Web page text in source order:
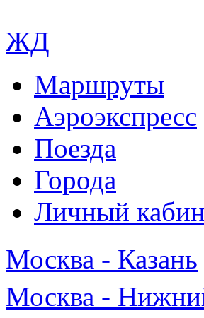
ЖД
Маршруты
Аэроэкспресс
Поезда
Города
Личный
Москва - Казань
Москва -